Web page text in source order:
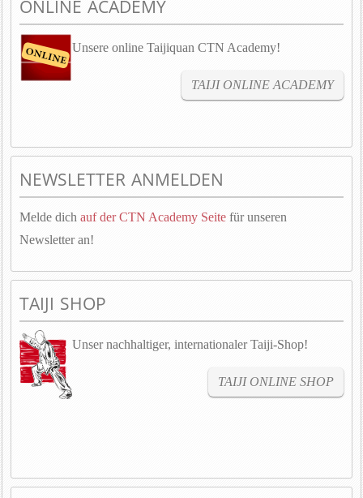
ONLINE ACADEMY
Unsere online Taijiquan CTN Academy!
TAIJI ONLINE ACADEMY
NEWSLETTER ANMELDEN
Melde dich auf der CTN Academy Seite für unseren
Newsletter an!
TAIJI SHOP
Unser nachhaltiger, internationaler Taiji-Shop!
TAIJI ONLINE SHOP